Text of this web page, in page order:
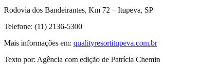
Rodovia dos Bandeirantes, Km 72 – Itupeva, SP
Telefone: (11) 2136-5300
Mais informações em: qualityresortitupeva.com.br
Texto por: Agência com edição de Patrícia Chemin